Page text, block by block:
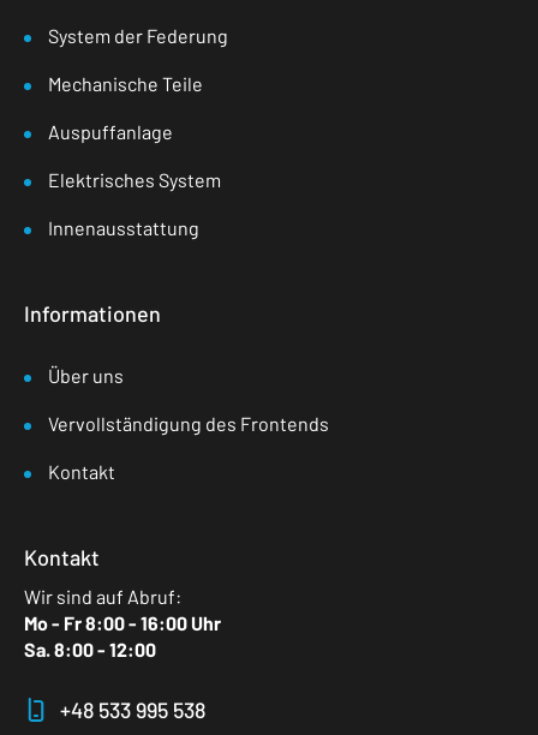
System der Federung
Mechanische Teile
Auspuffanlage
Elektrisches System
Innenausstattung
Informationen
Über uns
Vervollständigung des Frontends
Kontakt
Kontakt
Wir sind auf Abruf:
Mo - Fr 8:00 - 16:00 Uhr
Sa. 8:00 - 12:00
+48 533 995 538